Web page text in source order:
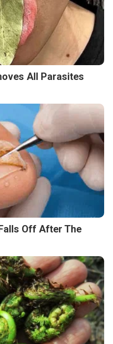
All Parasites
Off After The